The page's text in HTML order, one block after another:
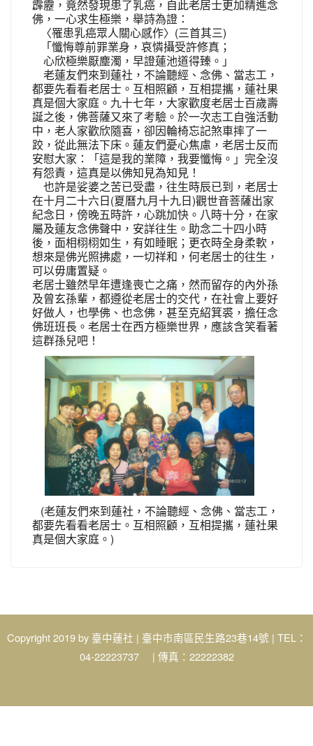
霹靂，竟然發現患了乳癌，自此老居士更加精進念
佛，一心求生極樂，舉詩為證：
〈罹患乳癌眾人關心感作〉(三首其三)
「懺悔尊前罪業身，哀憐攝受許修真；
心欣極樂厭塵濁，早證蓮池道得臻。」
老蓮友們來到蓮社，不論聽經、念佛、當志工，
都要先看看老居士。互相照顧，互相提攜，蓮社果
真是個大家庭。九十七年，大家歡度老居士百歲壽
誕之後，佛菩薩又來了考驗。於一次志工自強活動
中，老人家歡欣隨喜，卻因輪椅忘記煞車摔了一
跤，從此無法下床。蓮友們憂心焦慮，老居士反而
安慰大家：「這是我的業障，我要懺悔。」完全沒
有怨責，這真是以佛知見為知見！
也許是娑婆之苦已受盡，往生時辰已到，老居士
在十月二十六日(夏曆九月十九日)觀世音菩薩出家
紀念日，傍晚五時許，心跳加快。八時十分，在家
屬及蓮友念佛聲中，安詳往生。助念二十四小時
後，面相栩栩如生，有如睡眠；更衣時全身柔軟，
想來是佛光照拂處，一切祥和，何老居士的往生，
可以毋庸置疑。
老居士雖然早年遭逢喪亡之痛，然而留存的內外孫
及曾玄孫輩，都遵從老居士的交代，在社會上要好
好做人，也學佛、也念佛，甚至克紹箕裘，擔任念
佛班班長。老居士在西方極樂世界，應該含笑看著
這群孫兒吧！
(老蓮友們來到蓮社，不論聽經、念佛、當志工，
都要先看看老居士。互相照顧，互相提攜，蓮社果
真是個大家庭。)
Copyright 2019 by 臺中蓮社 | 臺中市南區民生路23巷14號 | TEL：
04-22223737 | 傳真：22222382